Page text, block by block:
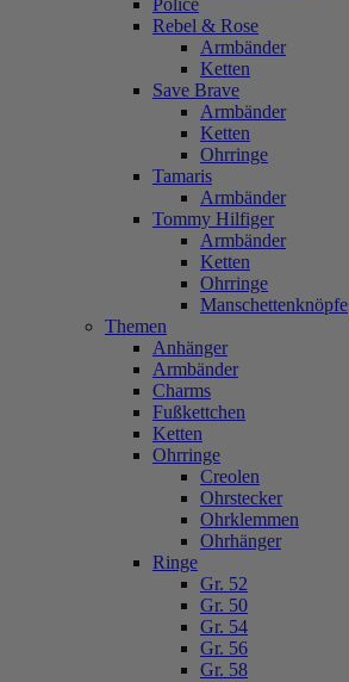
Police
Rebel & Rose
Armbänder
Ketten
Save Brave
Armbänder
Ketten
Ohrringe
Tamaris
Armbänder
Tommy Hilfiger
Armbänder
Ketten
Ohrringe
Manschettenknöpfe
Themen
Anhänger
Armbänder
Charms
Fußkettchen
Ketten
Ohrringe
Creolen
Ohrstecker
Ohrklemmen
Ohrhänger
Ringe
Gr. 52
Gr. 50
Gr. 54
Gr. 56
Gr. 58